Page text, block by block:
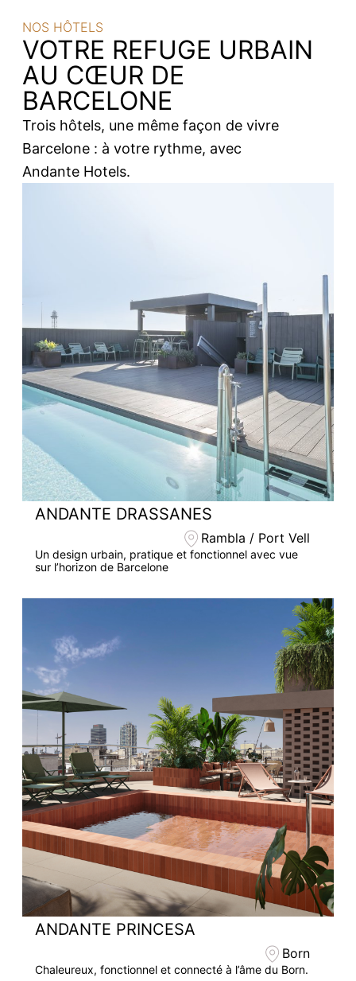
NOS HÔTELS
VOTRE REFUGE URBAIN
AU CŒUR DE
BARCELONE
Trois hôtels, une même façon de vivre
Barcelone : à votre rythme, avec
Andante Hotels.
ANDANTE DRASSANES
Rambla / Port Vell
Un design urbain, pratique et fonctionnel avec vue
sur l’horizon de Barcelone
ANDANTE PRINCESA
Born
Chaleureux, fonctionnel et connecté à l’âme du Born.